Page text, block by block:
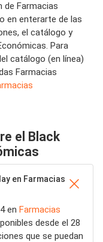
de Farmacias
en enterarte de las
el catálogo y
Para
catálogo (en línea)
Farmacias
el Black
en Farmacias
en Farmacias
desde el 28
que se puedan